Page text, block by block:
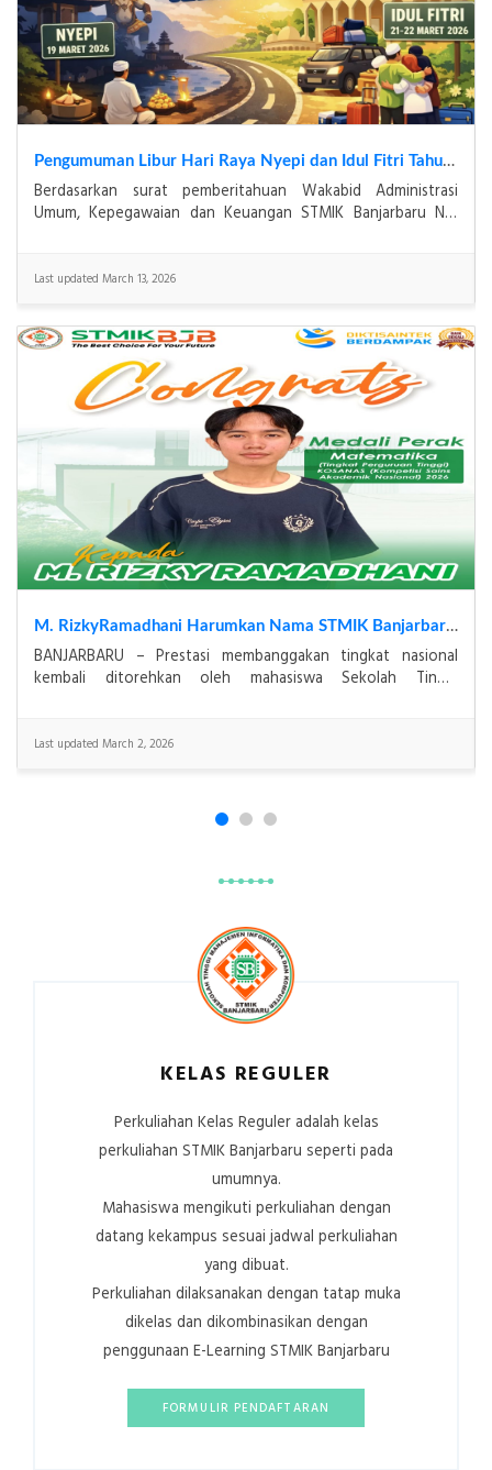
Pengumuman Libur Hari Raya Nyepi dan Idul Fitri Tahun 2026
Berdasarkan surat pemberitahuan Wakabid Administrasi
Umum, Kepegawaian dan Keuangan STMIK Banjarbaru No.
Last updated March 13, 2026
M. RizkyRamadhani Harumkan Nama STMIK Banjarbaru, Sabet Medali Perak KOSANAS 2026 Bidang Matematika
BANJARBARU – Prestasi membanggakan tingkat nasional
kembali ditorehkan oleh mahasiswa Sekolah Tinggi
Last updated March 2, 2026
KELAS REGULER
Perkuliahan Kelas Reguler adalah kelas
perkuliahan STMIK Banjarbaru seperti pada
umumnya.
Mahasiswa mengikuti perkuliahan dengan
datang kekampus sesuai jadwal perkuliahan
yang dibuat.
Perkuliahan dilaksanakan dengan tatap muka
dikelas dan dikombinasikan dengan
penggunaan E-Learning STMIK Banjarbaru
FORMULIR PENDAFTARAN